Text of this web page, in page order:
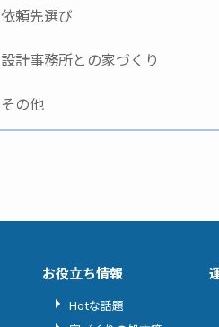
依頼先選び
設計事務所との家づくり
その他
お役立ち情報
Hotな話題